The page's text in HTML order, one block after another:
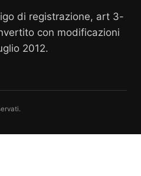
di registrazione, art 3-
con modificazioni
2012.